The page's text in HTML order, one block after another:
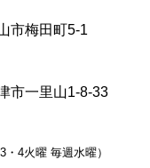
市梅田町5-1
市一里山1-8-33
4火曜 毎週水曜）